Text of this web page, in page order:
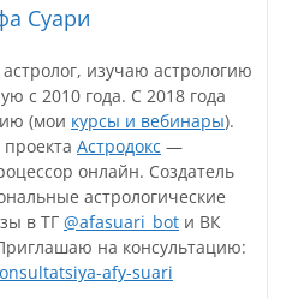
Суари
изучаю астрологию
с 2010 года. С 2018 года
(мои курсы и вебинары).
проекта Астродокс —
онлайн. Создатель
астрологические
в ТГ @afasuari_bot и ВК
на консультацию:
afy-suari